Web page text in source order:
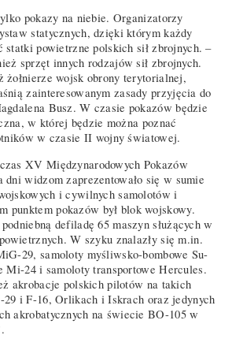
pokazy na niebie. Organizatorzy
statycznych, dzięki którym każdy
statki powietrzne polskich sił zbrojnych. –
sprzęt innych rodzajów sił zbrojnych.
żołnierze wojsk obrony terytorialnej,
zainteresowanym zasady przyjęcia do
Busz. W czasie pokazów będzie
w której będzie można poznać
w czasie II wojny światowej.
XV Międzynarodowych Pokazów
widzom zaprezentowało się w sumie
i cywilnych samolotów i
punktem pokazów był blok wojskowy.
defiladę 65 maszyn służących w
W szyku znalazły się m.in.
29, samoloty myśliwsko-bombowe Su-
Mi-24 i samoloty transportowe Hercules.
akrobacje polskich pilotów na takich
i F-16, Orlikach i Iskrach oraz jedynych
akrobatycznych na świecie BO-105 w